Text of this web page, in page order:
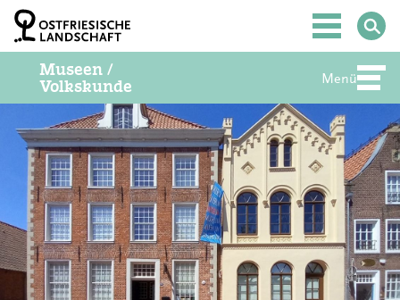
a
n
g
e
Hauptmenü
Museen /
Volkskunde Menü